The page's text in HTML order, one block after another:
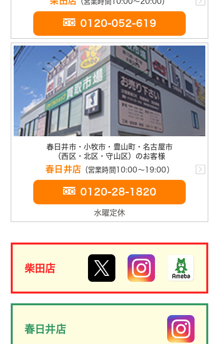
0120-052-619
春日井市・小牧市・豊山町・名古屋市
（西区・北区・守山区）のお客様
春日井店 （営業時間10:00～19:00）
0120-28-1820
水曜定休
柴田店
春日井店